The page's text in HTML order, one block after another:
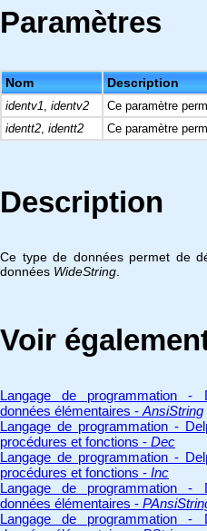
Paramètres
Nom Description
identv1, identv2
Ce paramètre
identt2, identt2 Ce paramètre
Description
Ce type de données permet de
données WideString
Voir
Langage de programmation -
données élémentaires - AnsiString
Langage de programmation -
procédures et fonctions - Dec
Langage de programmation -
procédures et fonctions - Inc
Langage de programmation -
données élémentaires -
Langage de programmation -